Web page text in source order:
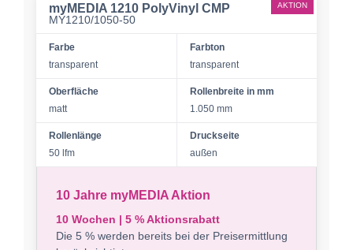
AKTION
myMEDIA 1210 PolyVinyl CMP
MY1210/1050-50
Farbe
transparent
Farbton
transparent
Oberfläche
matt
Rollenbreite in mm
1.050 mm
Rollenlänge
50 lfm
Druckseite
außen
10 Jahre myMEDIA Aktion
10 Wochen | 5 % Aktionsrabatt
Die 5 % werden bereits bei der Preisermittlung